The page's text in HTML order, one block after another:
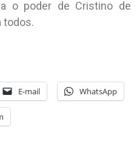
o poder de Cristino de
todos.
E-mail WhatsApp